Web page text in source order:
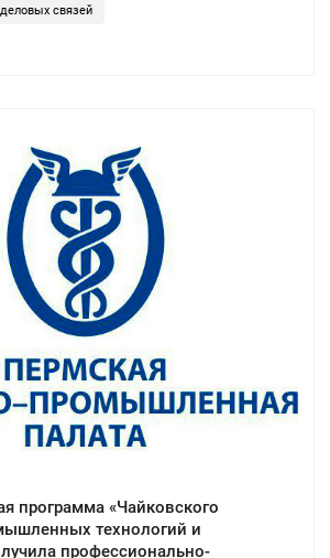
связей
программа «Чайковского
технологий и
профессионально-